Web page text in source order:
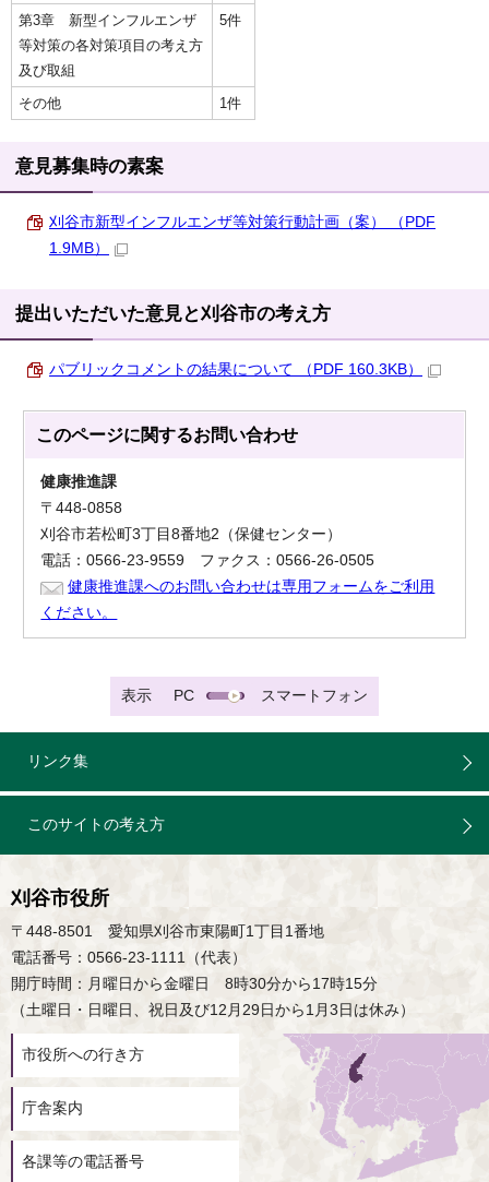
第3章 新型インフルエンザ
等対策の各対策項目の考え方
及び取組
5件
その他 1件
意見募集時の素案
刈谷市新型インフルエンザ等対策行動計画（案） （PDF
1.9MB）
提出いただいた意見と刈谷市の考え方
パブリックコメントの結果について （PDF 160.3KB）
このページに関するお問い合わせ
健康推進課
〒448-0858
刈谷市若松町3丁目8番地2（保健センター）
電話：0566-23-9559 ファクス：0566-26-0505
健康推進課へのお問い合わせは専用フォームをご利用
ください。
表示 PC スマートフォン
リンク集
このサイトの考え方
刈谷市役所
〒448-8501 愛知県刈谷市東陽町1丁目1番地
電話番号：0566-23-1111（代表）
開庁時間：月曜日から金曜日 8時30分から17時15分
（土曜日・日曜日、祝日及び12月29日から1月3日は休み）
市役所への行き方
庁舎案内
各課等の電話番号